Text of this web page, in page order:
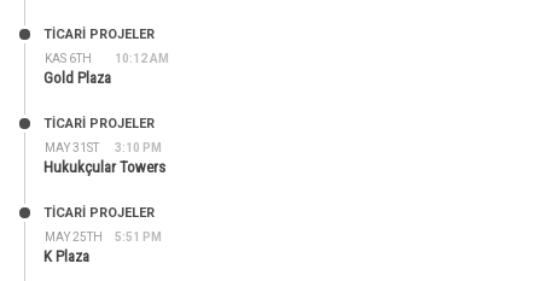
KAS 6TH 10:12 AM
TİCARİ PROJELER
Gold Plaza
MAY 31ST 3:10 PM
TİCARİ PROJELER
Hukukçular Towers
MAY 25TH 5:51 PM
TİCARİ PROJELER
K Plaza